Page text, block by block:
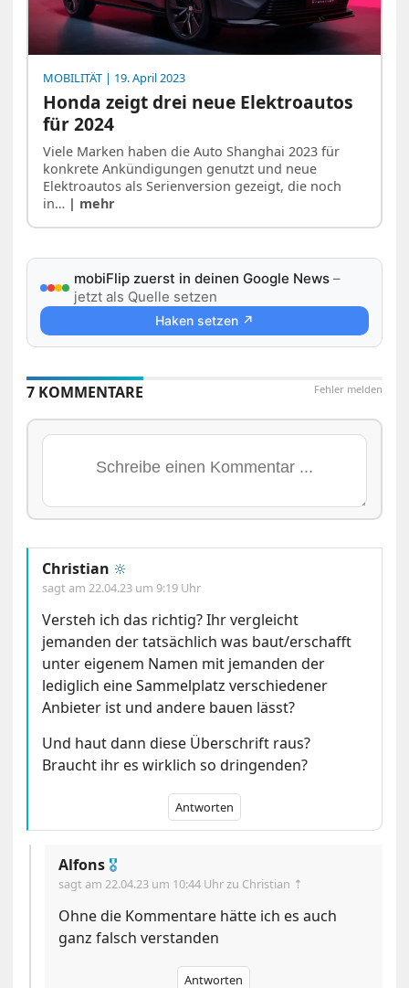
MOBILITÄT | 19. April 2023
Honda zeigt drei neue Elektroautos
für 2024
Viele Marken haben die Auto Shanghai 2023 für
konkrete Ankündigungen genutzt und neue
Elektroautos als Serienversion gezeigt, die noch
in… | mehr
mobiFlip zuerst in deinen Google News –
jetzt als Quelle setzen
Haken setzen ↗
Fehler melden
7 KOMMENTARE
Christian 🔆
sagt am22.04.23 um 9:19 Uhr
Versteh ich das richtig? Ihr vergleicht
jemanden der tatsächlich was baut/erschafft
unter eigenem Namen mit jemanden der
lediglich eine Sammelplatz verschiedener
Anbieter ist und andere bauen lässt?
Und haut dann diese Überschrift raus?
Braucht ihr es wirklich so dringenden?
Antworten
Alfons 🎖
sagt am22.04.23 um 10:44 Uhrzu Christian ⇡
Ohne die Kommentare hätte ich es auch
ganz falsch verstanden
Antworten